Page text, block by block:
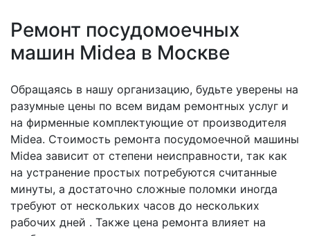
Ремонт посудомоечных
машин Midea в Москве
Обращаясь в нашу организацию, будьте уверены на
разумные цены по всем видам ремонтных услуг и
на фирменные комплектующие от производителя
Midea. Стоимость ремонта посудомоечной машины
Midea зависит от степени неисправности, так как
на устранение простых потребуются считанные
минуты, а достаточно сложные поломки иногда
требуют от нескольких часов до нескольких
рабочих дней . Также цена ремонта влияет на